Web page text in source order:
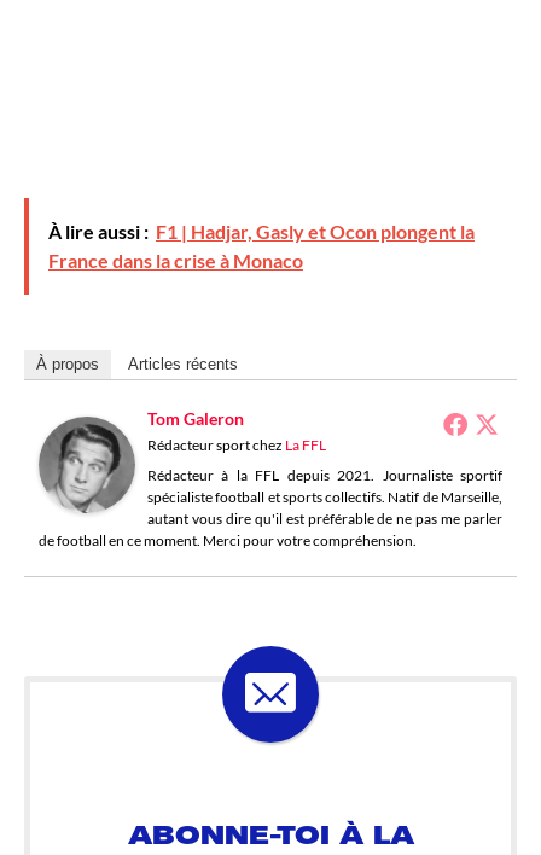
À lire aussi : F1 | Hadjar, Gasly et Ocon plongent la
France dans la crise à Monaco
À propos Articles récents
Tom Galeron
Rédacteur sportchez La FFL
Rédacteur à la FFL depuis 2021. Journaliste sportif
spécialiste football et sports collectifs. Natif de Marseille,
autant vous dire qu'il est préférable de ne pas me parler
de football en ce moment. Merci pour votre compréhension.